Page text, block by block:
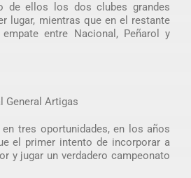
de ellos los dos clubes grandes
lugar, mientras que en el restante
entre Nacional, Peñarol y
General Artigas
tres oportunidades, en los años
el primer intento de incorporar a
y jugar un verdadero campeonato